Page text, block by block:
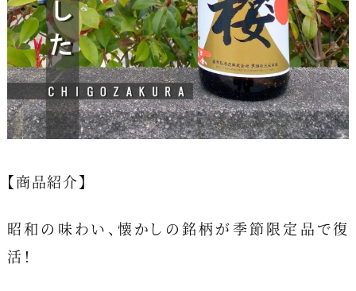
【商品紹介】
昭和の味わい、懐かしの銘柄が季節限定品で復
活！